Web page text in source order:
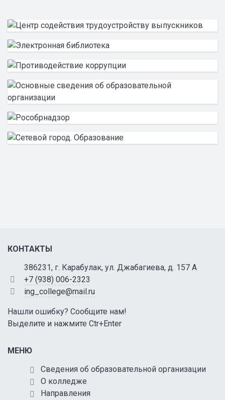
КОНТАКТЫ
386231, г. Карабулак, ул. Джабагиева, д. 157 А
+7 (938) 006-2323
ing_college@mail.ru
Нашли ошибку? Сообщите нам!
Выделите и нажмите Ctr+Enter
МЕНЮ
Сведения об образовательной организации
О колледже
Направления